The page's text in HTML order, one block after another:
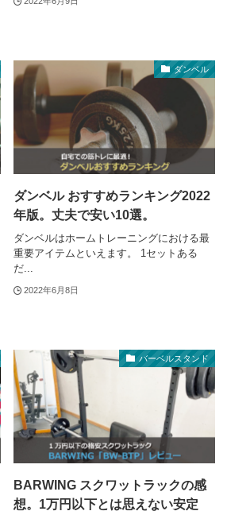
ダンベル
ダンベル おすすめランキング2022
年版。丈夫で安い10選。
ダンベルはホームトレーニングにおける最
重要アイテムといえます。 1セットある
だ...
2022年6月8日
バーベルスタンド
BARWING スクワットラックの感
想。1万円以下とは思えない安定